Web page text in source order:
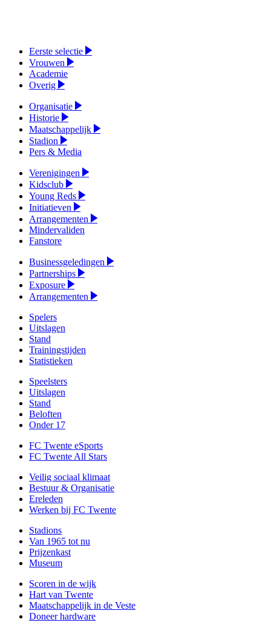
Eerste selectie
Vrouwen
Academie
Overig
Organisatie
Historie
Maatschappelijk
Stadion
Pers & Media
Verenigingen
Kidsclub
Young Reds
Initiatieven
Arrangementen
Mindervaliden
Fanstore
Businessgeledingen
Partnerships
Exposure
Arrangementen
Spelers
Uitslagen
Stand
Trainingstijden
Statistieken
Speelsters
Uitslagen
Stand
Beloften
Onder 17
FC Twente eSports
FC Twente All Stars
Veilig sociaal klimaat
Bestuur & Organisatie
Ereleden
Werken bij FC Twente
Stadions
Van 1965 tot nu
Prijzenkast
Museum
Scoren in de wijk
Hart van Twente
Maatschappelijk in de Veste
Doneer hardware